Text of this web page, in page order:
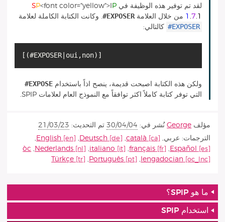
لقد تم توفير هذه الوظيفة في
SP<font color="yellow">I P
1 .7.1 من خلال العلامةEXPOSER# . وكانت الكتابة الكاملة لعلامة
#EXPOSER كالتالي:
ولكن هذه الكتابة اصبحت قديمة، ينصح اذاً باستخدامEXPOSE#
التي توفر كتابة كاملاً اكثر توافقاً مع النموذج العام لعلامات SPIP.
مؤلف George نُشر في: 30/04/04 تم التحديث: 21/03/23
الترجمات: عربي català
,
Deutsch
English
Español
français
,
italiano
Nederlands
òc
lengadocian
Português
Türkçe
ما هو SPIP؟
استخدام SPIP